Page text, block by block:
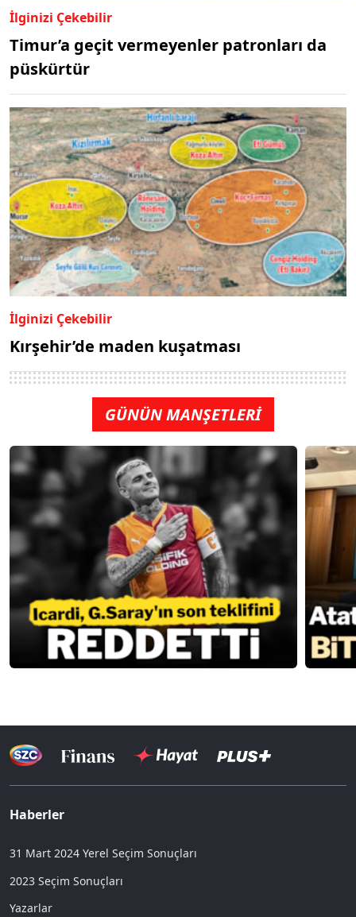
İlginizi Çekebilir
Timur’a geçit vermeyenler patronları da
püskürtür
İlginizi Çekebilir
Kırşehir’de maden kuşatması
GÜNÜN MANŞETLERİ
Haberler
31 Mart 2024 Yerel Seçim Sonuçları
2023 Seçim Sonuçları
Yazarlar